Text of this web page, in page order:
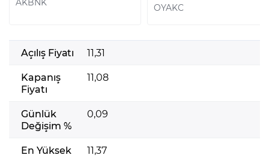
OYAKC
Açılış Fiyatı
11,31
Kapanış
Fiyatı
11,08
Günlük
Değişim %
0,09
En Yüksek
11,37